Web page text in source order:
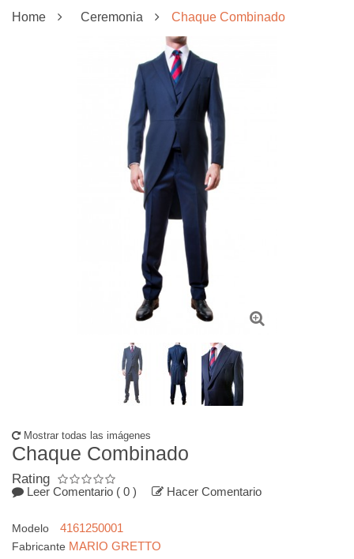
Home Ceremonia Chaque Combinado
Mostrar todas las imágenes
Chaque Combinado
Rating
Leer Comentario ( 0 ) Hacer Comentario
Modelo 4161250001
Fabricante MARIO GRETTO